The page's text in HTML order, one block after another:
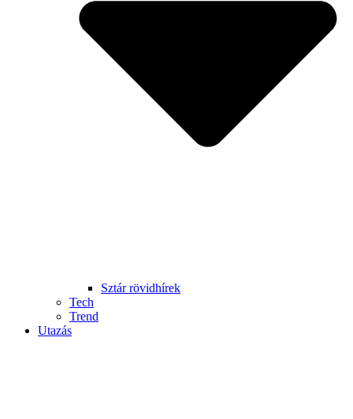
Sztár rövidhírek
Tech
Trend
Utazás